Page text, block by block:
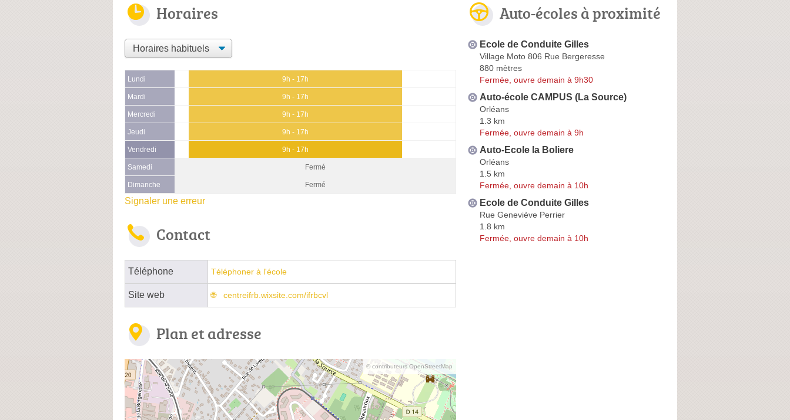
Horaires
Lundi 9h - 17h
Mardi 9h - 17h
Mercredi 9h - 17h
Jeudi 9h - 17h
Vendredi 9h - 17h
Samedi Fermé
Dimanche Fermé
Signaler une erreur
Contact
Téléphone Téléphoner à l'école
Site web centreifrb.wixsite.com/ifrbcvl
Plan et adresse
© contributeurs OpenStreetMap
Auto-écoles à proximité
Ecole de Conduite Gilles
Village Moto 806 Rue Bergeresse
880 mètres
Fermée, ouvre demain à 9h30
Auto-école CAMPUS (La Source)
Orléans
1.3 km
Fermée, ouvre demain à 9h
Auto-Ecole la Boliere
Orléans
1.5 km
Fermée, ouvre demain à 10h
Ecole de Conduite Gilles
Rue Geneviève Perrier
1.8 km
Fermée, ouvre demain à 10h